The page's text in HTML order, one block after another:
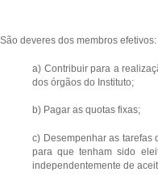
São deveres dos membros efetivos:
a) Contribuir para a
dos órgãos do Instituto;
b) Pagar as quotas fixas;
c) Desempenhar as tarefas
para que tenham sido
independentemente de